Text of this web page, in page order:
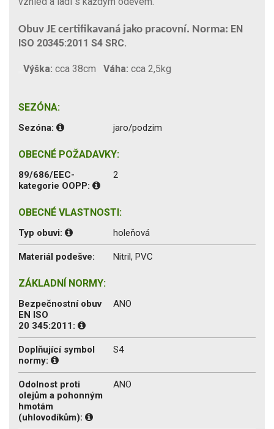
Obuv JE certifikavaná jako pracovní. Norma: EN
ISO 20345:2011 S4 SRC.
Výška: cca 38cm Váha: cca 2,5kg
SEZÓNA:
Sezóna: jaro/podzim
OBECNÉ POŽADAVKY:
89/686/EEC-
kategorie OOPP:
2
OBECNÉ VLASTNOSTI:
Typ obuvi: holeňová
Materiál podešve: Nitril, PVC
ZÁKLADNÍ NORMY:
Bezpečnostní obuv
EN ISO
20 345:2011:
ANO
Doplňující symbol
normy:
S4
Odolnost proti
olejům a pohonným
hmotám
(uhlovodíkům):
ANO